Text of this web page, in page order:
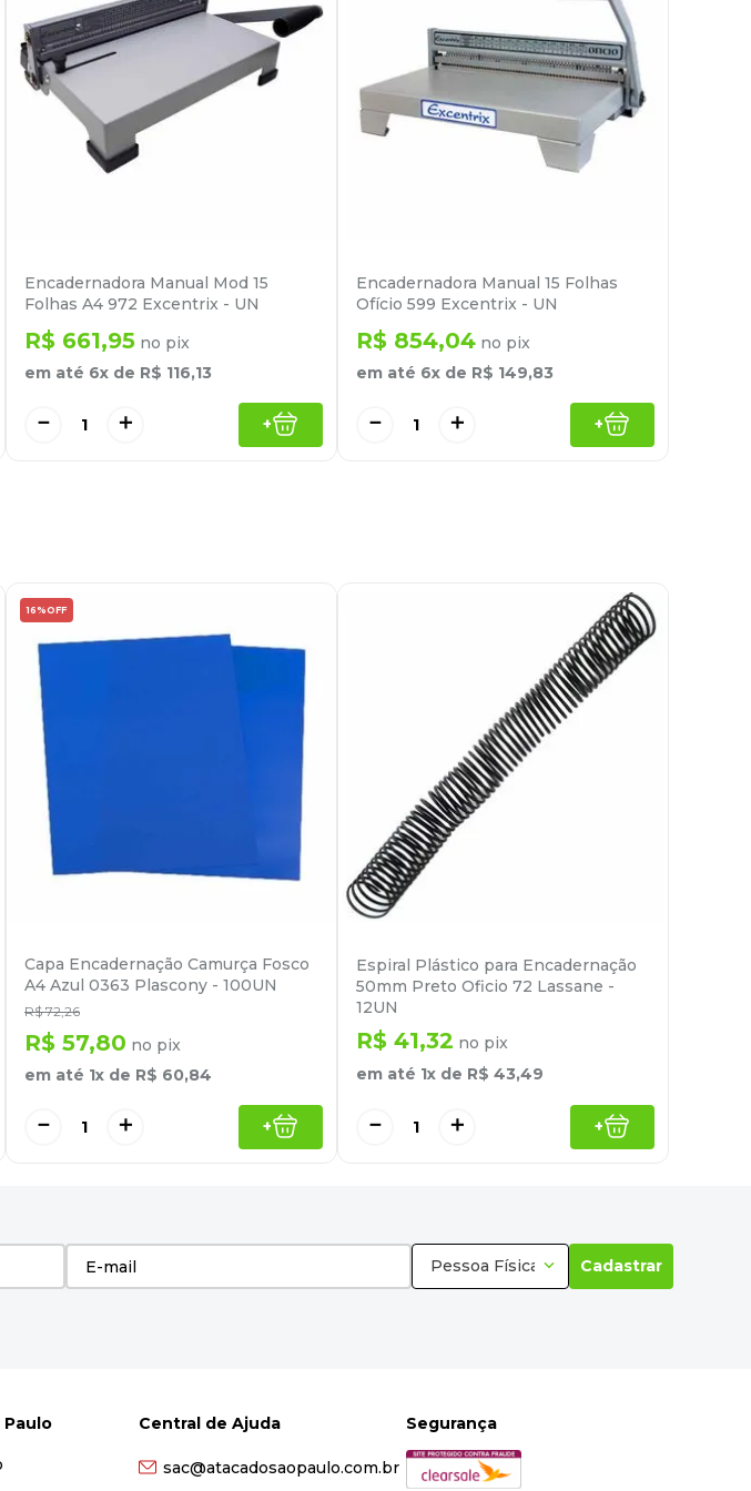
Encadernadora Manual Mod 15
Folhas A4 972 Excentrix - UN
R$ 661,95 no pix
em até 6x de R$ 116,13
＋
－ +
Encadernadora Manual 15 Folhas
Ofício 599 Excentrix - UN
R$ 854,04 no pix
em até 6x de R$ 149,83
＋
－ +
16% OFF
Capa Encadernação Camurça Fosco
A4 Azul 0363 Plascony - 100UN
R$ 72,26
R$ 57,80 no pix
em até 1x de R$ 60,84
＋
－ +
Espiral Plástico para Encadernação
50mm Preto Oficio 72 Lassane -
12UN
R$ 41,32 no pix
em até 1x de R$ 43,49
＋
－ +
Pessoa Física Cadastrar
Paulo Central de Ajuda
sac@atacadosaopaulo.com.br
Segurança